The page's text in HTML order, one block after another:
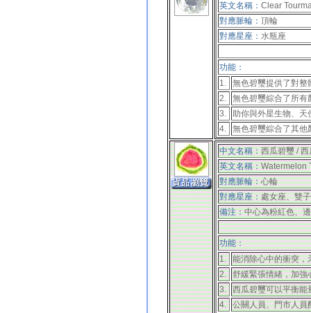
英文名稱： Clear
對應脈輪： 頂輪
對應星座 ： 水瓶座
功能：
1.
無色碧璽提供了對整
2.
無色碧璽綜合了所有
3.
助你與外星生物、天
4.
無色碧璽綜合了其他
中文名稱：西瓜碧璽 /
英文名稱：Watermelon
對應脈輪：心輪
對應星座：處女座、雙
備注：中心為粉紅色、
功能：
1.
能消除心中的衝突，
2.
舒緩緊張情緒，加強
3.
西瓜碧璽可以平衡能
4.
公關人員、門市人員